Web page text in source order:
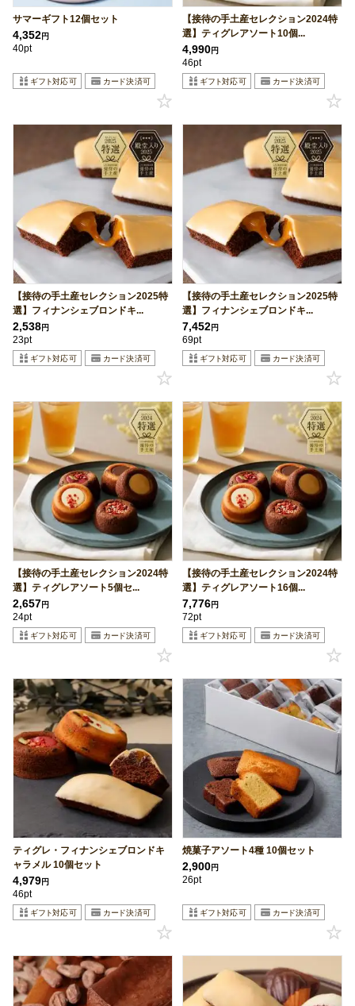
サマーギフト12個セット
4,352円
40pt
【接待の手土産セレクション2024特
選】ティグレアソート10個...
4,990円
46pt
【接待の手土産セレクション2025特
選】フィナンシェブロンドキ...
2,538円
23pt
【接待の手土産セレクション2025特
選】フィナンシェブロンドキ...
7,452円
69pt
【接待の手土産セレクション2024特
選】ティグレアソート5個セ...
2,657円
24pt
【接待の手土産セレクション2024特
選】ティグレアソート16個...
7,776円
72pt
ティグレ・フィナンシェブロンドキ
ャラメル 10個セット
4,979円
46pt
焼菓子アソート4種 10個セット
2,900円
26pt